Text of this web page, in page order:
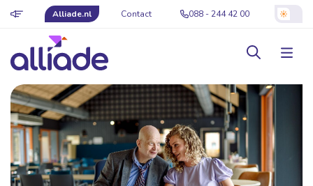
Alliade.nl Contact 088 - 244 42 00